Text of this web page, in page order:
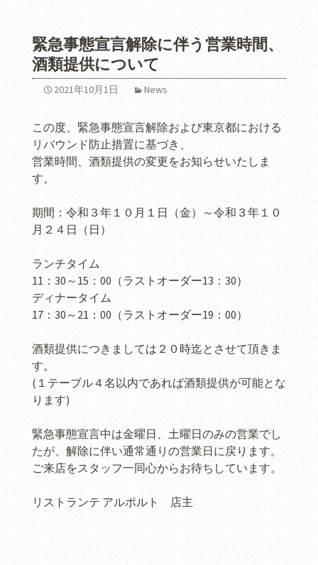
緊急事態宣言解除に伴う営業時間、
酒類提供について
2021年10月1日 News
この度、緊急事態宣言解除および東京都における
リバウンド防止措置に基づき、
営業時間、酒類提供の変更をお知らせいたしま
す。
期間：令和３年１０月１日（金）～令和３年１０
月２４日（日）
ランチタイム
11：30～15：00（ラストオーダー13：30）
ディナータイム
17：30～21：00（ラストオーダー19：00）
酒類提供につきましては２０時迄とさせて頂きま
す。
(１テーブル４名以内であれば酒類提供が可能とな
ります)
緊急事態宣言中は金曜日、土曜日のみの営業でし
たが、解除に伴い通常通りの営業日に戻ります。
ご来店をスタッフ一同心からお待ちしています。
リストランテ アルポルト 店主